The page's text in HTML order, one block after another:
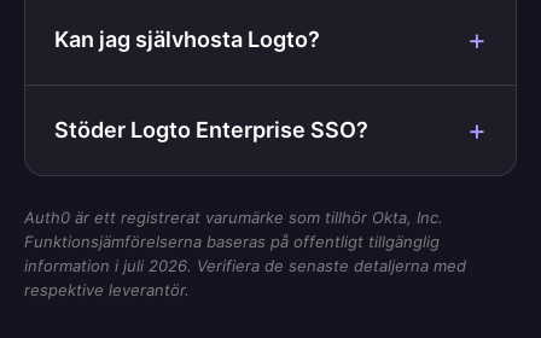
Kan jag självhosta Logto?
Stöder Logto Enterprise SSO?
Auth0 är ett registrerat varumärke som tillhör Okta, Inc.
Funktionsjämförelserna baseras på offentligt tillgänglig
information i juli 2026. Verifiera de senaste detaljerna med
respektive leverantör.